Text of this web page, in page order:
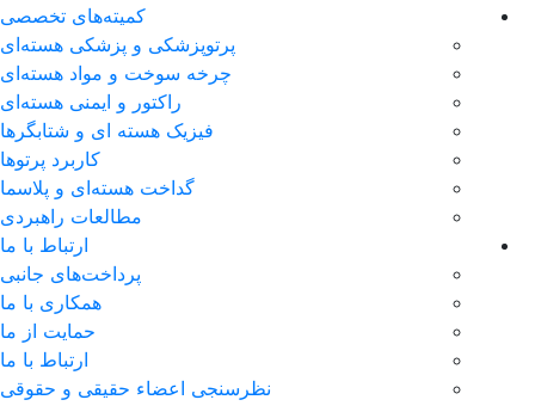
کمیته‌های تخصصی
پرتوپزشکی و پزشکی هسته‌ای
چرخه سوخت و مواد هسته‌ای
راکتور و ایمنی هسته‌ای
فیزیک هسته ای و شتابگرها
کاربرد پرتوها
گداخت هسته‌ای و پلاسما
مطالعات راهبردی
ارتباط با ما
پرداخت‌های جانبی
همکاری با ما
حمايت از ما
ارتباط با ما
نظر‌سنجی اعضاء حقیقی و حقوقی